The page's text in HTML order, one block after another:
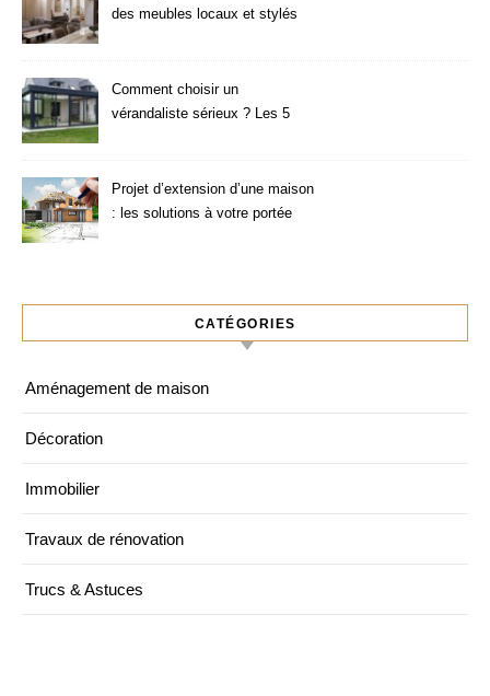
des meubles locaux et stylés
Comment choisir un
vérandaliste sérieux ? Les 5
Projet d’extension d’une maison
: les solutions à votre portée
CATÉGORIES
Aménagement de maison
Décoration
Immobilier
Travaux de rénovation
Trucs & Astuces